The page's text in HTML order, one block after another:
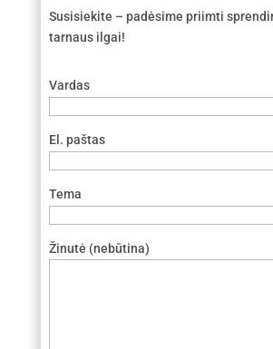
Susisiekite – padėsime priimti
tarnaus ilgai!
Vardas
El. paštas
Tema
Žinutė (nebūtina)